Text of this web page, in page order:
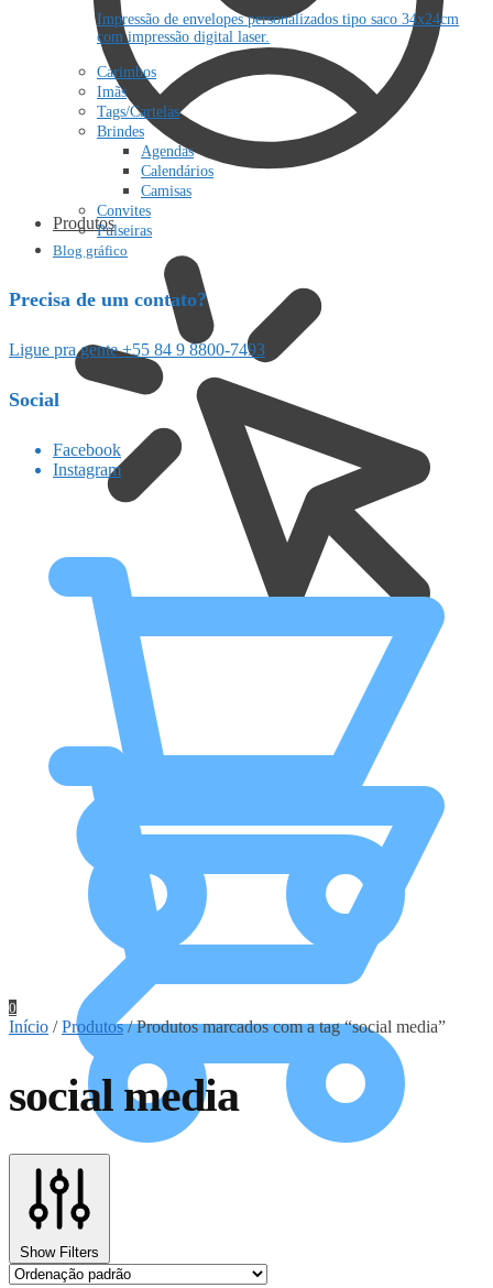
Produtos
Impressão de envelopes personalizados tipo saco 34x24cm
com impressão digital laser.
Carimbos
Imãs
Tags/Cartelas
Brindes
Agendas
Calendários
Camisas
Convites
Pulseiras
Blog gráfico
Precisa de um contato?
Ligue pra gente +55 84 9 8800-7493
Social
Facebook
Instagram
0
Início /Produtos/Produtos marcados com a tag “social media”
social media
Show Filters